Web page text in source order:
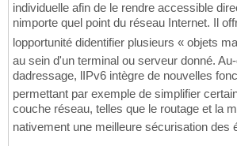
individuelle afin de le rendre accessible
nimporte quel point du réseau Internet. Il
lopportunité didentifier plusieurs « objets
au sein d'un terminal ou serveur donné.
dadressage, lIPv6 intègre de nouvelles
permettant par exemple de simplifier
couche réseau, telles que le routage et la
nativement une meilleure sécurisation des